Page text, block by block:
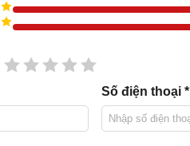
5 sao
4 sao
3 sao
2 sao
1 sao
Số điện thoại *